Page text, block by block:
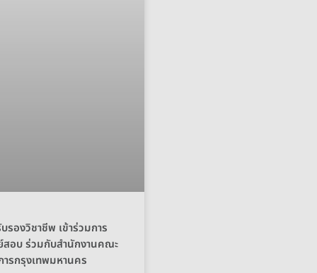
รองวิชาชีพ เข้าร่วมการ
อบ ร่วมกับสำนักงานคณะ
ารกรุงเทพมหานคร